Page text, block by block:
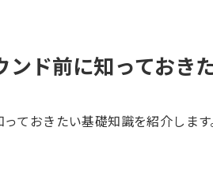
ド前に知っておき
ておきたい基礎知識を紹介します